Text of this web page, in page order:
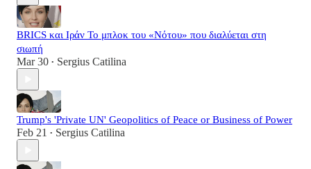
BRICS και Ιράν Το μπλοκ του «Νότου» που διαλύεται στη
σιωπή
Mar 30 • Sergius Catilina
Trump's 'Private UN' Geopolitics of Peace or Business of Power
Feb 21 • Sergius Catilina